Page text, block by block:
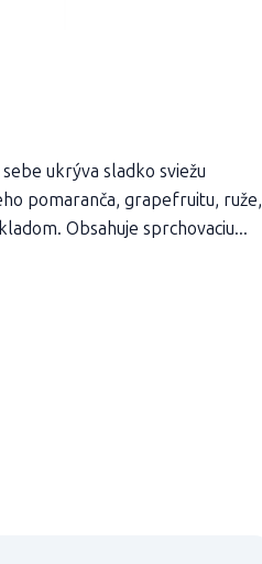
ukrýva sladko sviežu
pomaranča, grapefruitu, ruže,
Obsahuje sprchovaciu...